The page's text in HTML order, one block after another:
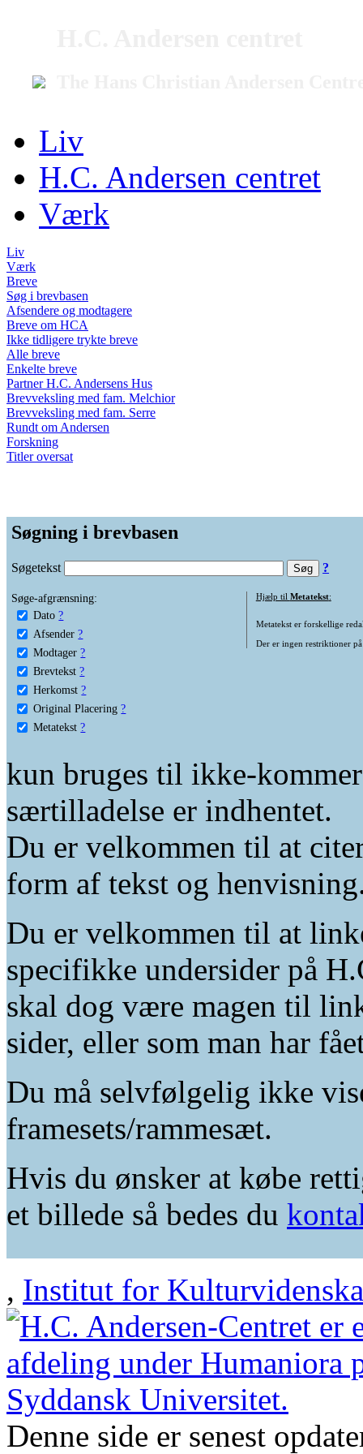
Liv
H.C. Andersen centret
Værk
Liv
Værk
Breve
Søg i brevbasen
Afsendere og modtagere
Breve om HCA
Ikke tidligere trykte breve
Alle breve
Enkelte breve
Partner H.C. Andersens Hus
Brevveksling med fam. Melchior
Brevveksling med fam. Serre
Rundt om Andersen
Forskning
Titler oversat
Søgning i brevbasen
Søgetekst ?
Søge-afgrænsning:
Dato ?
Afsender ?
Modtager ?
Brevtekst ?
Herkomst ?
Original Placering ?
Metatekst ?
Hjælp til Metatekst:
Metatekst er forskellige
Der er ingen restriktioner
kun bruges til ikke-
særtilladelse er indhentet.
Du er velkommen til at
form af tekst og
Du er velkommen til at
specifikke undersider på
skal dog være magen til
sider, eller som man har
Du må selvfølgelig ikke
framesets/rammesæt.
Hvis du ønsker at købe
et billede så bedes du
, Institut for
Denne side er senest